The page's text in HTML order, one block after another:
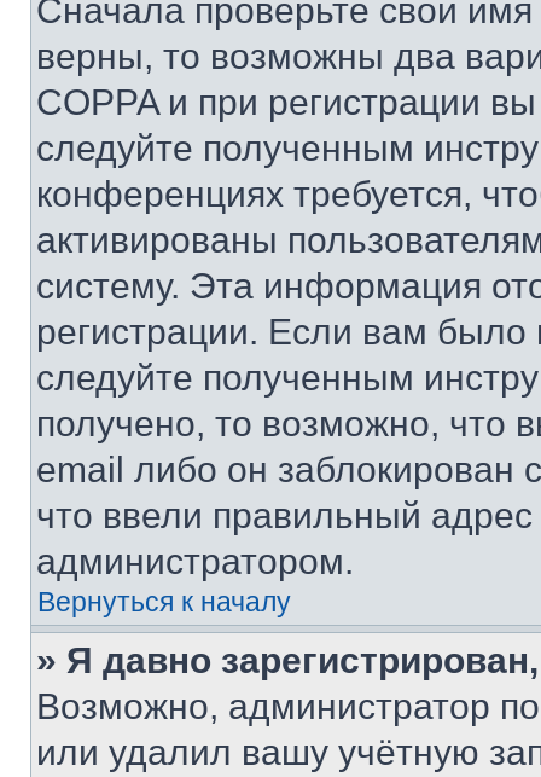
Сначала проверьте свои
верны, то возможны два
COPPA и при регистрации
следуйте полученным
конференциях требуется,
активированы
систему. Эта информация
регистрации. Если вам
следуйте полученным
получено, то возможно, что
email либо он
что ввели правильный адрес
администратором.
Вернуться к началу
» Я давно
Возможно, администратор
или удалил вашу учётную